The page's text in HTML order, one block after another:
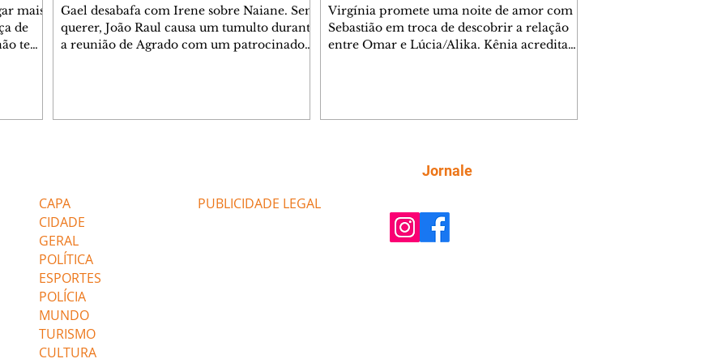
mais
de
tem
de
Gael desabafa com Irene sobre Naiane. Sem
querer, João Raul causa um tumulto durante
a reunião de Agrado com um patrocinador.
termina o relacionamento dos dois.
Virgínia promete uma noite de amor com
Sebastião em troca de descobrir a relação
entre Omar e Lúcia/Alika. Kênia acredita
comentam sobre a possível jazida de
tungstênio na região. Virgínia provoca
CAPA
CIDADE
GERAL
POLÍTICA
ESPORTES
POLÍCIA
MUNDO
TURISMO
CULTURA
PUBLICIDADE LEGAL
Jornale